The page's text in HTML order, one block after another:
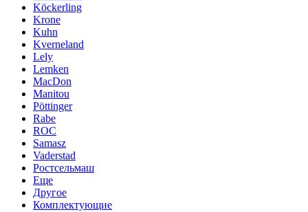
Köckerling
Krone
Kuhn
Kverneland
Lely
Lemken
MacDon
Manitou
Pöttinger
Rabe
ROC
Samasz
Vaderstad
Ростсельмаш
Еще
Другое
Комплектующие